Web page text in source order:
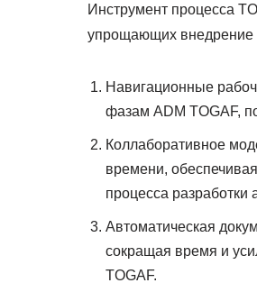
Инструмент процесса
упрощающих внедрение
Навигационные
фазам ADM TOGAF,
Коллаборативное
времени,
процесса разработки
Автоматическая
сокращая время и
TOGAF.